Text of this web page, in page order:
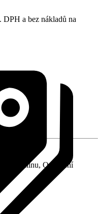
a bez nákladů na
/ dílnu, Osvětlení